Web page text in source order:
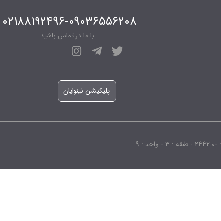
۰۲۱۸۸۱۹۲۴۹۶-۰۹۰۳۶۵۵۶۲۰۸
با ما در تماس باشید
اپلیکیشن نینوایان
9